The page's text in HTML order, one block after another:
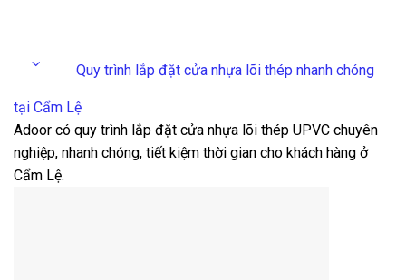
Quy trình lắp đặt cửa nhựa lõi thép nhanh chóng
tại Cẩm Lệ
Adoor có quy trình lắp đặt cửa nhựa lõi thép UPVC chuyên
nghiệp, nhanh chóng, tiết kiệm thời gian cho khách hàng ở
Cẩm Lệ.